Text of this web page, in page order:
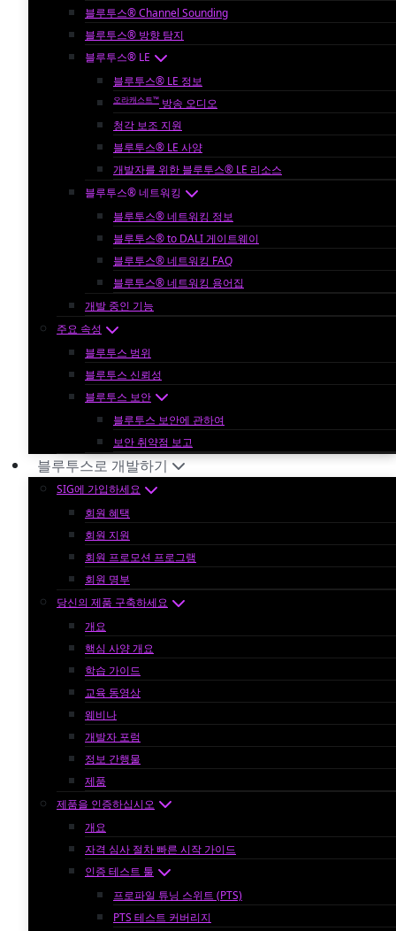
블루투스® Channel Sounding
블루투스® 방향 탐지
블루투스® LE
블루투스® LE 정보
오라캐스트™ 방송 오디오
청각 보조 지원
블루투스® LE 사양
개발자를 위한 블루투스® LE 리소스
블루투스® 네트워킹
블루투스® 네트워킹 정보
블루투스® to DALI 게이트웨이
블루투스® 네트워킹 FAQ
블루투스® 네트워킹 용어집
개발 중인 기능
주요 속성
블루투스 범위
블루투스 신뢰성
블루투스 보안
블루투스 보안에 관하여
보안 취약점 보고
블루투스로 개발하기
SIG에 가입하세요
회원 혜택
회원 지원
회원 프로모션 프로그램
회원 명부
당신의 제품 구축하세요
개요
핵심 사양 개요
학습 가이드
교육 동영상
웨비나
개발자 포럼
정보 간행물
제품
제품을 인증하십시오
개요
자격 심사 절차 빠른 시작 가이드
인증 테스트 툴
프로파일 튜닝 스위트 (PTS)
PTS 테스트 커버리지